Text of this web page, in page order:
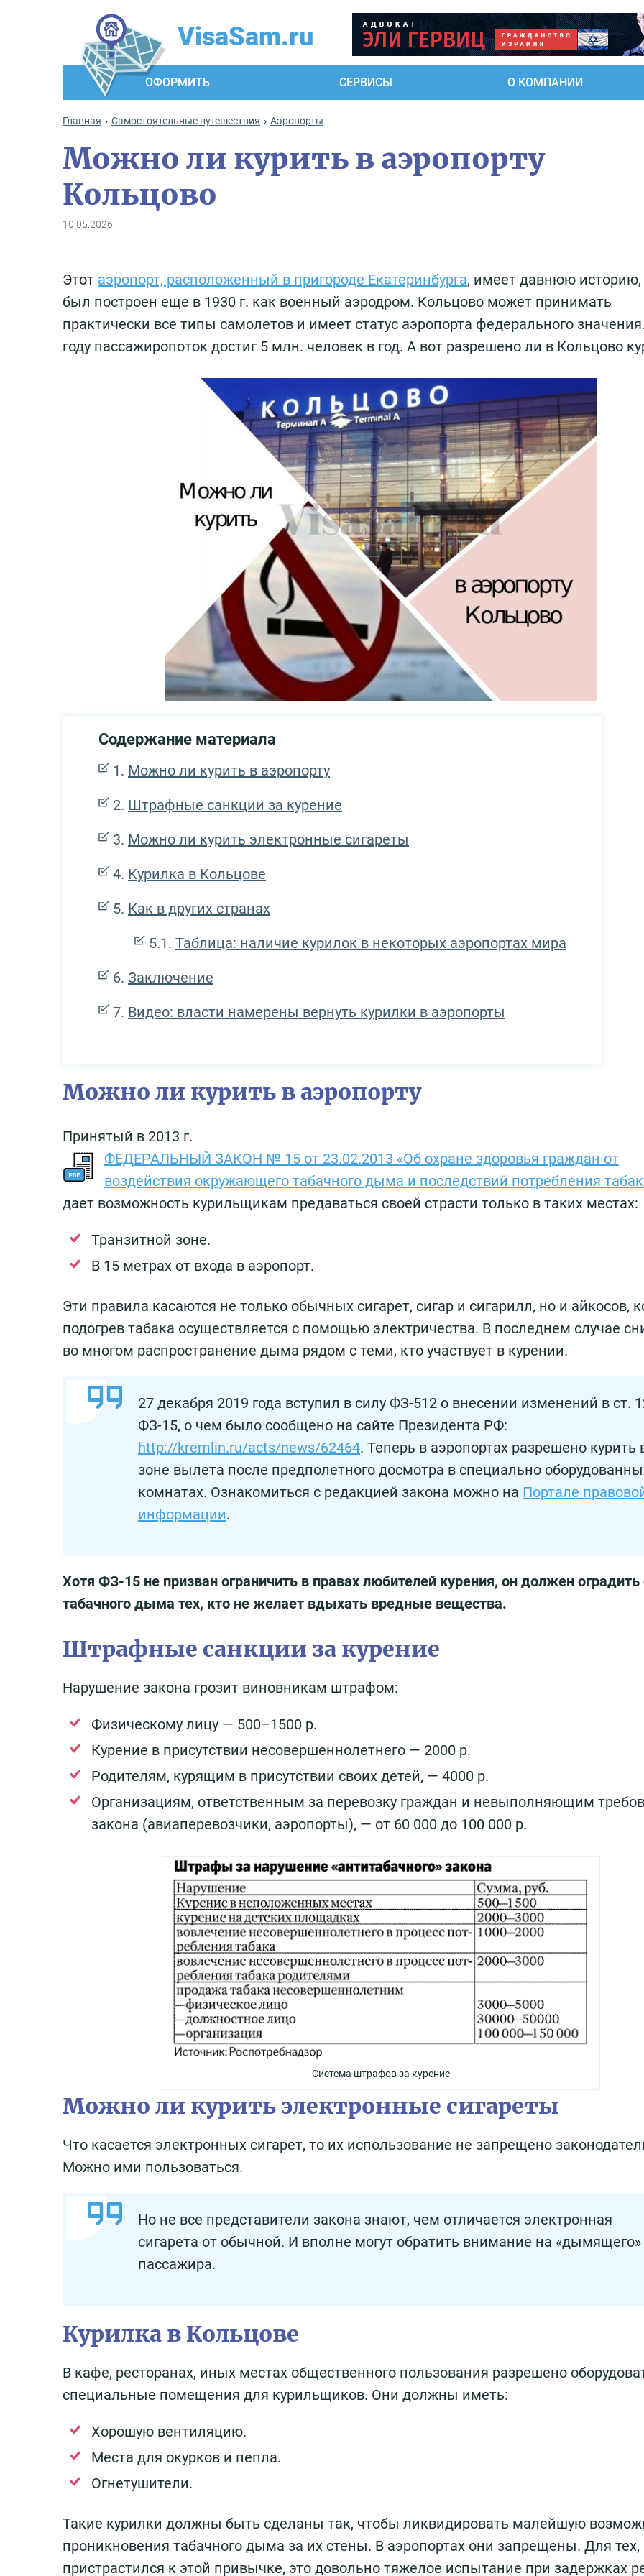
VisaSam.ru
ОФОРМИТЬ СЕРВИСЫ О КОМПАНИИ
Главная Самостоятельные путешествия Аэропорты
Можно ли курить в аэропорту
Кольцово
10.05.2026
Этот аэропорт, расположенный в пригороде Екатеринбурга, имеет давнюю историю,
был построен еще в 1930 г. как военный аэродром. Кольцово может принимать
практически все типы самолетов и имеет статус аэропорта федерального
году пассажиропоток достиг 5 млн. человек в год. А вот разрешено ли в Кольцово
Содержание материала
Можно ли курить в аэропорту
Штрафные санкции за курение
Можно ли курить электронные сигареты
Курилка в Кольцове
Как в других странах
Таблица: наличие курилок в некоторых аэропортах мира
Заключение
Видео: власти намерены вернуть курилки в аэропорты
Можно ли курить в аэропорту
Принятый в 2013 г.
ФЕДЕРАЛЬНЫЙ ЗАКОН № 15 от 23.02.2013 «Об охране здоровья граждан от
воздействия окружающего табачного дыма и последствий потребления
дает возможность курильщикам предаваться своей страсти только в таких местах:
Транзитной зоне.
В 15 метрах от входа в аэропорт.
Эти правила касаются не только обычных сигарет, сигар и сигарилл, но и айкосов,
подогрев табака осуществляется с помощью электричества. В последнем случае
во многом распространение дыма рядом с теми, кто участвует в курении.
27 декабря 2019 года вступил в силу ФЗ-512 о внесении изменений в ст.
ФЗ-15, о чем было сообщено на сайте Президента РФ:
http://kremlin.ru/acts/news/62464. Теперь в аэропортах разрешено курить
зоне вылета после предполетного досмотра в специально
комнатах. Ознакомиться с редакцией закона можно на Портале
информации.
Хотя ФЗ-15 не призван ограничить в правах любителей курения, он должен оградить
табачного дыма тех, кто не желает вдыхать вредные вещества.
Штрафные санкции за курение
Нарушение закона грозит виновникам штрафом:
Физическому лицу — 500–1500 р.
Курение в присутствии несовершеннолетнего — 2000 р.
Родителям, курящим в присутствии своих детей, — 4000 р.
Организациям, ответственным за перевозку граждан и невыполняющим
закона (авиаперевозчики, аэропорты), — от 60 000 до 100 000 р.
Система штрафов за курение
Можно ли курить электронные сигареты
Что касается электронных сигарет, то их использование не запрещено
Можно ими пользоваться.
Но не все представители закона знают, чем отличается электронная
сигарета от обычной. И вполне могут обратить внимание на «дымящего»
пассажира.
Курилка в Кольцове
В кафе, ресторанах, иных местах общественного пользования разрешено
специальные помещения для курильщиков. Они должны иметь:
Хорошую вентиляцию.
Места для окурков и пепла.
Огнетушители.
Такие курилки должны быть сделаны так, чтобы ликвидировать малейшую
проникновения табачного дыма за их стены. В аэропортах они запрещены. Для тех,
пристрастился к этой привычке, это довольно тяжелое испытание при задержках